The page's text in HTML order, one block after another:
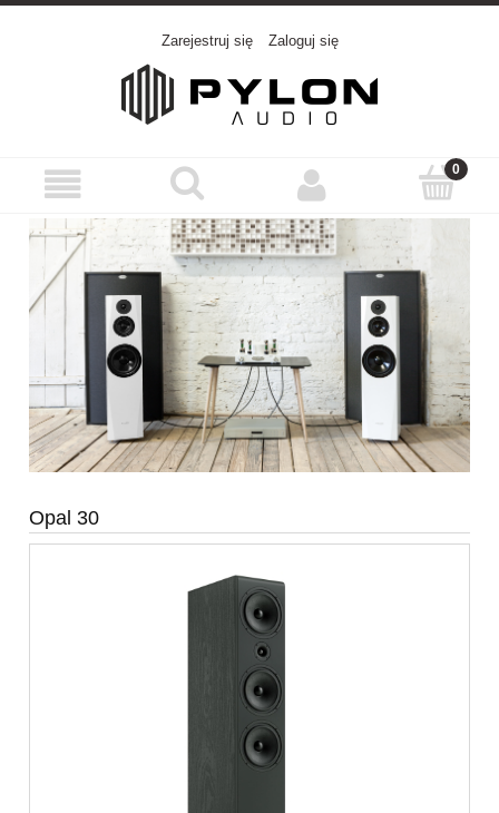
Zarejestruj się Zaloguj się
Opal 30